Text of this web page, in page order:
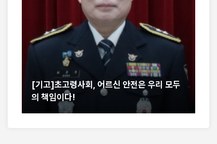
고]초고령사회, 어르신 안전은 우리 모두
책임이다!
서산경찰서